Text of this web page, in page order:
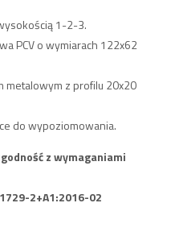
1-2-3.
PCV o wymiarach 122x62
metalowym z profilu 20x20
do wypoziomowania.
z wymaganiami
2+A1:2016-02